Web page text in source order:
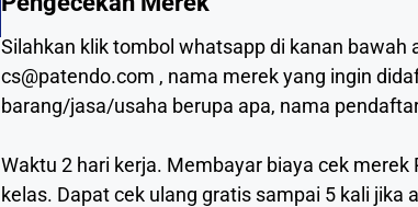
Silahkan klik tombol whatsapp di kanan bawah
cs@patendo.com , nama merek yang ingin
barang/jasa/usaha berupa apa, nama
Waktu 2 hari kerja. Membayar biaya cek merek
kelas. Dapat cek ulang gratis sampai 5 kali jika